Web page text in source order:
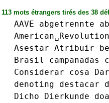
113 mots étrangers tirés des 38
AAVE abgetrennte
American␣Revolution
Asestar Atribuir
Brasil
campanadas
Considerar
cosa
denoting
destacar
Dicho
Dierkunde